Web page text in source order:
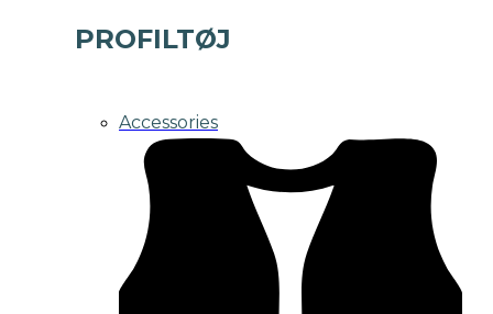
PROFILTØJ
Accessories